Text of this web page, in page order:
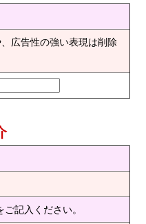
広告性の強い表現は削除
記入ください。